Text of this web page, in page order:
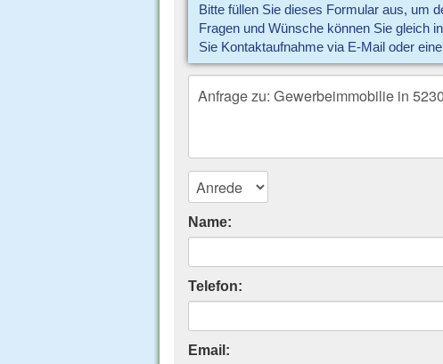
Bitte füllen Sie dieses Formular aus, um
Fragen und Wünsche können Sie gleich
Sie Kontaktaufnahme via E-Mail oder
Name:
Telefon:
Email: